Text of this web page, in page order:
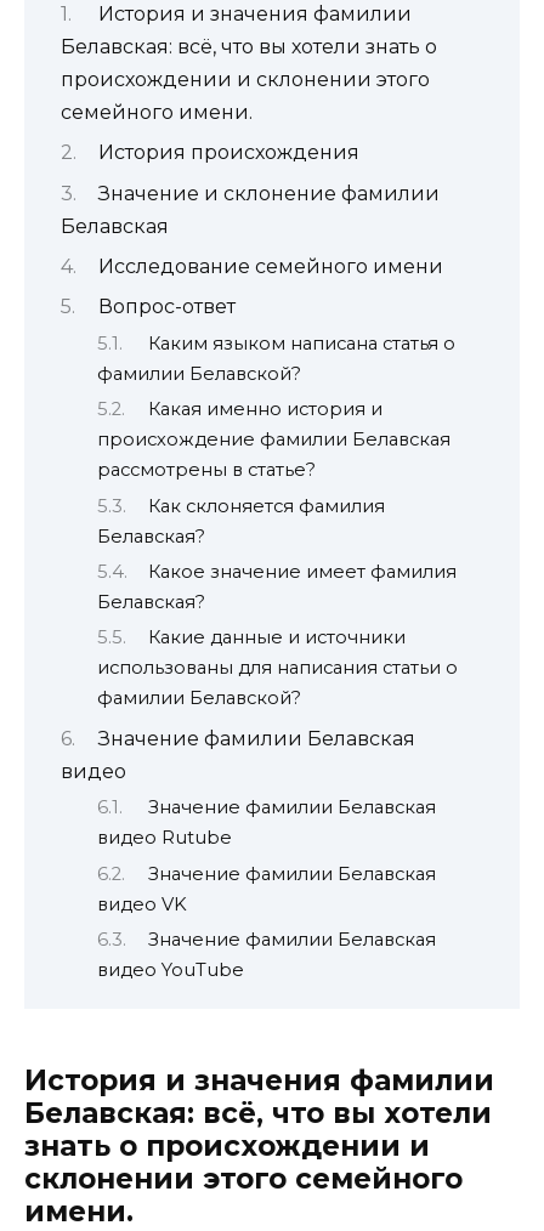
История и значения фамилии
Белавская: всё, что вы хотели знать о
происхождении и склонении этого
семейного имени.
История происхождения
Значение и склонение фамилии
Белавская
Исследование семейного имени
Вопрос-ответ
Каким языком написана статья о
фамилии Белавской?
Какая именно история и
происхождение фамилии Белавская
рассмотрены в статье?
Как склоняется фамилия
Белавская?
Какое значение имеет фамилия
Белавская?
Какие данные и источники
использованы для написания статьи о
фамилии Белавской?
Значение фамилии Белавская
видео
Значение фамилии Белавская
видео Rutube
Значение фамилии Белавская
видео VK
Значение фамилии Белавская
видео YouTube
История и значения фамилии
Белавская: всё, что вы хотели
знать о происхождении и
склонении этого семейного
имени.